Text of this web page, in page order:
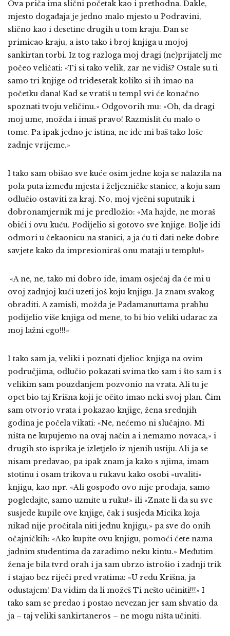
Ova priča ima slični početak kao i prethodna. Dakle,
mjesto događaja je jedno malo mjesto u Podravini,
slično kao i desetine drugih u tom kraju. Dan se
primicao kraju, a isto tako i broj knjiga u mojoj
sankirtan torbi. Iz tog razloga moj dragi (ne)prijatelj me
počeo veličati: «Ti si tako velik, zar ne vidiš? Ostale su ti
samo tri knjige od tridesetak koliko si ih imao na
početku dana! Kad se vratiš u templ svi će konačno
spoznati tvoju veličinu.» Odgovorih mu: «Oh, da dragi
moj ume, možda i imaš pravo! Razmislit ću malo o
tome. Pa ipak jedno je istina, ne ide mi baš tako loše
zadnje vrijeme.»
I tako sam obišao sve kuće osim jedne koja se nalazila na
pola puta između mjesta i željezničke stanice, a koju sam
odlučio ostaviti za kraj. No, moj vječni suputnik i
dobronamjernik mi je predložio: «Ma hajde, ne moraš
obići i ovu kuću. Podijelio si gotovo sve knjige. Bolje idi
odmori u čekaonicu na stanici, a ja ću ti dati neke dobre
savjete kako da impresioniraš onu mataji u templu!»
«A ne, ne, tako mi dobro ide, imam osjećaj da će mi u
ovoj zadnjoj kući uzeti još koju knjigu. Ja znam svakog
obraditi. A zamisli, možda je Padamanuttama prabhu
podijelio više knjiga od mene, to bi bio veliki udarac za
moj lažni ego!!!»
I tako sam ja, veliki i poznati djelioc knjiga na ovim
područjima, odlučio pokazati svima tko sam i što sam i s
velikim sam pouzdanjem pozvonio na vrata. Ali tu je
opet bio taj Krišna koji je očito imao neki svoj plan. Čim
sam otvorio vrata i pokazao knjige, žena srednjih
godina je počela vikati: «Ne, nećemo ni slučajno. Mi
ništa ne kupujemo na ovaj način a i nemamo novaca,» i
drugih sto isprika je izletjelo iz njenih ustiju. Ali ja se
nisam predavao, pa ipak znam ja kako s njima, imam
stotinu i osam trikova u rukavu kako osobi «uvaliti»
knjigu, kao npr. «Ali gospođo ovo nije prodaja, samo
pogledajte, samo uzmite u ruku!» ili «Znate li da su sve
susjede kupile ove knjige, čak i susjeda Micika koja
nikad nije pročitala niti jednu knjigu,» pa sve do onih
očajničkih: «Ako kupite ovu knjigu, pomoći ćete nama
jadnim studentima da zaradimo neku kintu.» Međutim
žena je bila tvrd orah i ja sam ubrzo istrošio i zadnji trik
i stajao bez riječi pred vratima: «U redu Krišna, ja
odustajem! Da vidim da li možeš Ti nešto učiniti!!!» I
tako sam se predao i postao nevezan jer sam shvatio da
ja – taj veliki sankirtaneros – ne mogu ništa učiniti.